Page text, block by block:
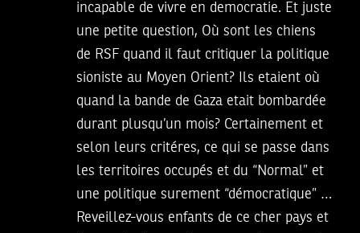
incapable de vivre en democratie. Et juste
une petite question, Où sont les chiens
de RSF quand il faut critiquer la politique
sioniste au Moyen Orient? Ils etaient où
quand la bande de Gaza etait bombardée
durant plusqu’un mois? Certainement et
selon leurs critéres, ce qui se passe dans
les territoires occupés et du “Normal” et
une politique surement “démocratique” …
Reveillez-vous enfants de ce cher pays et